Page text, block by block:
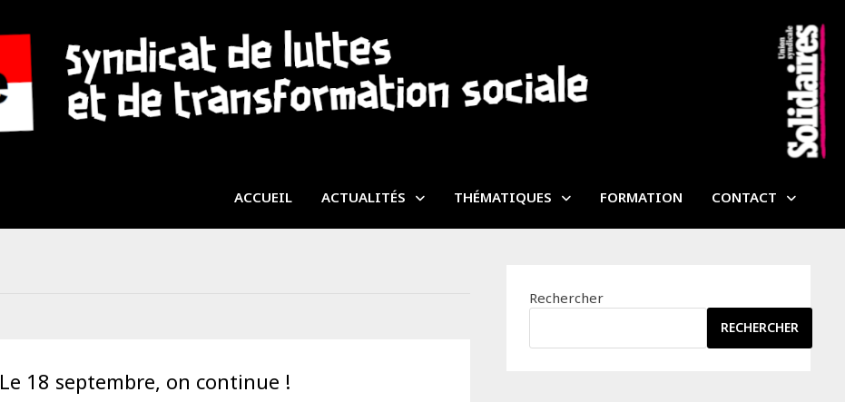
ACCUEIL ACTUALITÉS THÉMATIQUES FORMATION CONTACT
Le 18 septembre, on continue !
Rechercher
RECHERCHER